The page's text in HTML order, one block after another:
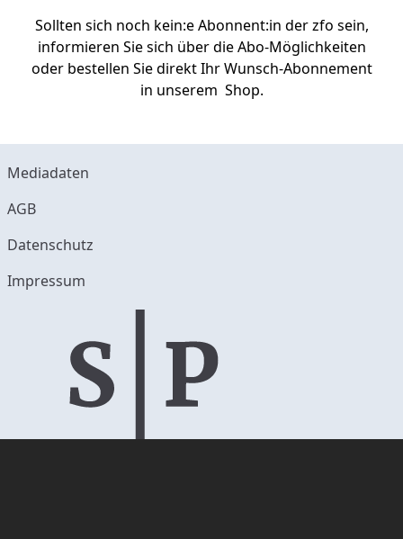
Sollten sich noch kein:e Abonnent:in der zfo sein,
informieren Sie sich über dieAbo-Möglichkeiten
oder bestellen Sie direkt Ihr Wunsch-Abonnement
in unserem Shop.
Mediadaten
AGB
Datenschutz
Impressum